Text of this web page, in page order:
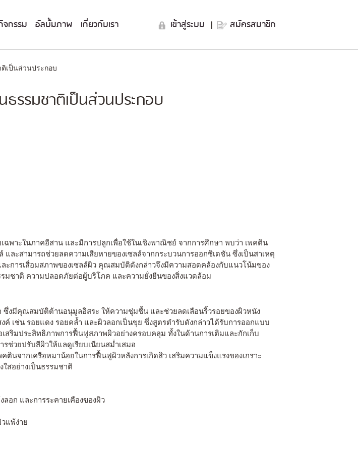
จกรรม อัลบั้มภาพ เกี่ยวกับเรา เข้าสู่ระบบ | สมัครสมาชิก
เป็นส่วนประกอบ
รรมชาติเป็นส่วนประกอบ
พาะในภาคอีสาน และมีการปลูกเพื่อใช้ในเชิงพาณิชย์ จากการศึกษา พบว่า เพคติน
ะสามารถช่วยลดความเสียหายของเซลล์จากกระบวนการออกซิเดชัน ซึ่งเป็นสาเหตุ
ะการเสื่อมสภาพของเซลล์ผิว คุณสมบัติดังกล่าวจึงมีความสอดคล้องกับแนวโน้มของ
มชาติ ความปลอดภัยต่อผู้บริโภค และความยั่งยืนของสิ่งแวดล้อม
งมีคุณสมบัติต้านอนุมูลอิสระ ให้ความชุ่มชื้น และช่วยลดเลือนริ้วรอยของผิวหนัง
เช่น รอยแดง รอยคล้ำ และผิวลอกเป็นขุย ซึ่งสูตรตำรับดังกล่าวได้รับการออกแบบ
สริมประสิทธิภาพการฟื้นฟูสภาพผิวอย่างครอบคลุม ทั้งในด้านการเติมและกักเก็บ
ช่วยปรับสีผิวให้แลดูเรียบเนียนสม่ำเสมอ
นจากเครือหมาน้อยในการฟื้นฟูผิวหลังการเกิดสิว เสริมความแข็งแรงของเกราะ
สอย่างเป็นธรรมชาติ
อก และการระคายเคืองของผิว
แพ้ง่าย